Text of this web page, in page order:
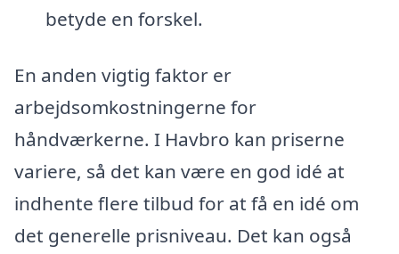
betyde en forskel.
En anden vigtig faktor er
arbejdsomkostningerne for
håndværkerne. I Havbro kan priserne
variere, så det kan være en god idé at
indhente flere tilbud for at få en idé om
det generelle prisniveau. Det kan også